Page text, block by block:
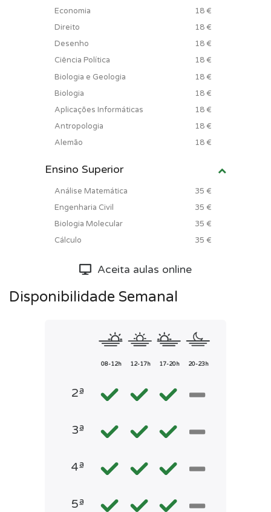
Economia
18 €
Direito
18 €
Desenho
18 €
Ciência Política
18 €
Biologia e Geologia
18 €
Biologia
18 €
Aplicações Informáticas
18 €
Antropologia
18 €
Alemão
18 €
Ensino Superior
Análise Matemática
35 €
Engenharia Civil
35 €
Biologia Molecular
35 €
Cálculo
35 €
Aceita aulas online
Disponibilidade Semanal
08-12h 12-17h 17-20h 20-23h
2ª
3ª
4ª
5ª